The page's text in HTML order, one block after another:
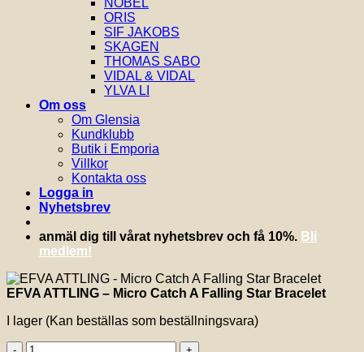
NOBEL
ORIS
SIF JAKOBS
SKAGEN
THOMAS SABO
VIDAL & VIDAL
YLVA LI
Om oss
Om Glensia
Kundklubb
Butik i Emporia
Villkor
Kontakta oss
Logga in
Nyhetsbrev
anmäl dig till vårat nyhetsbrev och få 10%. Bli
medlem!
EFVA ATTLING – Micro Catch A Falling Star Bracelet
I lager (Kan beställas som beställningsvara)
EFVA